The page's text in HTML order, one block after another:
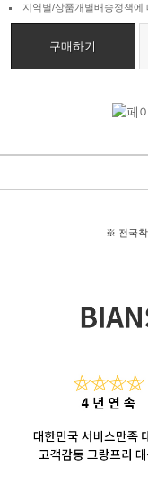
지역별/상품개별배송정책에
구매하기
※ 전국착